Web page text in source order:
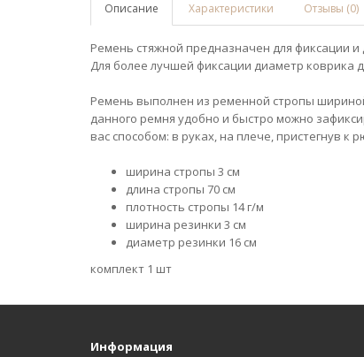
Описание Характеристики Отзывы (0)
Ремень стяжной предназначен для фиксации
Для более лучшей фиксации диаметр коврика
Ремень выполнен из ременной стропы
данного ремня удобно и быстро можно
вас способом: в руках, на плече, пристегнув
ширина стропы 3 см
длина стропы 70 см
плотность стропы 14 г/м
ширина резинки 3 см
диаметр резинки 16 см
комплект 1 шт
Информация